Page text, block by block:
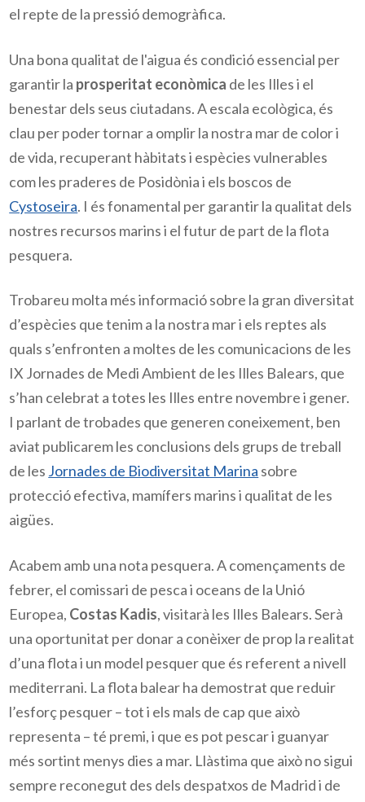
el repte de la pressió demogràfica.
Una bona qualitat de l'aigua és condició essencial per
garantir la prosperitat econòmica de les Illes i el
benestar dels seus ciutadans. A escala ecològica, és
clau per poder tornar a omplir la nostra mar de color i
de vida, recuperant hàbitats i espècies vulnerables
Cystoseira. I és fonamental per garantir la qualitat dels
nostres recursos marins i el futur de part de la flota
pesquera.
Trobareu molta més informació sobre la gran diversitat
d’espècies que tenim a la nostra mar i els reptes als
quals s’enfronten a moltes de les comunicacions de les
IX Jornades de Medi Ambient de les Illes Balears, que
s’han celebrat a totes les Illes entre novembre i gener.
I parlant de trobades que generen coneixement, ben
aviat publicarem les conclusions dels grups de treball
de les Jornades de Biodiversitat Marina sobre
protecció efectiva, mamífers marins i qualitat de les
aigües.
Acabem amb una nota pesquera. A començaments de
febrer, el comissari de pesca i oceans de la Unió
Europea, Costas Kadis, visitarà les Illes Balears. Serà
una oportunitat per donar a conèixer de prop la realitat
d’una flota i un model pesquer que és referent a nivell
mediterrani. La flota balear ha demostrat que reduir
l’esforç pesquer – tot i els mals de cap que això
representa – té premi, i que es pot pescar i guanyar
més sortint menys dies a mar. Llàstima que això no sigui
sempre reconegut des dels despatxos de Madrid i de